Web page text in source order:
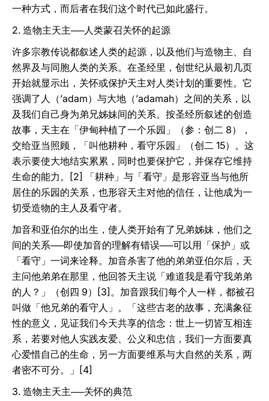
一种方式，而后者在我们这个时代已如此盛行。
2. 造物主天主──人类蒙召关怀的起源
许多宗教传说都叙述人类的起源，以及他们与造物主、自
然界及与同胞人类的关系。在圣经里，创世纪从最初几页
开始就显示出，关怀或保护天主对人类计划的重要性。它
强调了人（’adam）与大地（’adamah）之间的关系，以
及我们自己身为弟兄姊妹间的关系。按圣经所叙述的创造
故事，天主在「伊甸种植了一个乐园」（参：创二 8），
交给亚当照顾，「叫他耕种，看守乐园」（创二 15）。这
表示要使大地结实累累，同时也要保护它，并保存它维持
生命的能力。[2] 「耕种」与「看守」是形容亚当与他所
居住的乐园的关系，也形容天主对他的信任，让他成为一
切受造物的主人及看守者。
加音和亚伯尔的出生，使人类开始有了兄弟姊妹，他们之
间的关系──即使加音的理解有错误──可以用「保护」或
「看守」一词来诠释。加音杀害了他的弟弟亚伯尔后，天
主问他弟弟在那里，他回答天主说「难道我是看守我弟弟
的人？」（创四 9）[3]。加音跟我们每个人一样，都被召
叫做「他兄弟的看守人」。「这些古老的故事，充满象征
性的意义，见证我们今天共享的信念：世上一切皆互相连
系，若要对他人实践友爱、公义和忠信，我们一方面要真
心爱惜自己的生命，另一方面要维系与大自然的关系，两
者密不可分。」[4]
3. 造物主天主──关怀的典范